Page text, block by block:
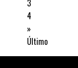
3
4
»
Último